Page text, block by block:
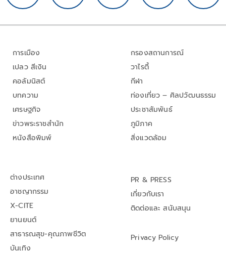
การเมือง
เปลว สีเงิน
คอลัมนิสต์
บทความ
เศรษฐกิจ
ข่าวพระราชสำนัก
หนังสือพิมพ์
กรองสถานการณ์
วาไรตี้
กีฬา
ท่องเที่ยว – ศิลปวัฒนธรรม
ประชาสัมพันธ์
ภูมิภาค
สิ่งแวดล้อม
ต่างประเทศ
อาชญากรรม
X-CITE
ยานยนต์
สาธารณสุข-คุณภาพชีวิต
บันเทิง
PR & PRESS
เกี่ยวกับเรา
ติดต่อและ สนับสนุน
Privacy Policy